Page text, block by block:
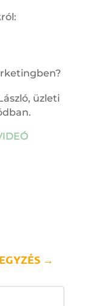
üzleti
→